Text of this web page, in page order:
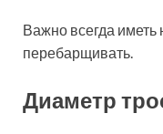
Важно всегда иметь
перебарщивать.
Диаметр